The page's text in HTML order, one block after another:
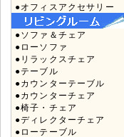
●オフィスアクセサリー
●ソファ＆チェア
●ローソファ
●リラックスチェア
●テーブル
●カウンターテーブル
●カウンターチェア
●椅子・チェア
●ディレクターチェア
●ローテーブル